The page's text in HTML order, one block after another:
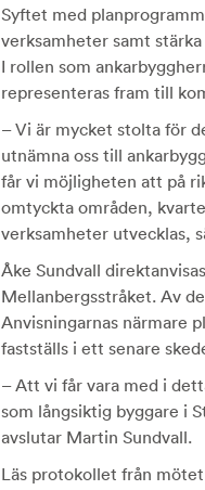
Syftet med
verksamheter samt
I rollen som
representeras fram till
– Vi är mycket stolta för
utnämna oss till
får vi möjligheten att på
omtyckta områden,
verksamheter utvecklas,
Åke Sundvall
Mellanbergsstråket. Av
Anvisningarnas närmare
fastställs i ett senare
– Att vi får vara med i
som långsiktig byggare i
avslutar Martin Sundvall.
Läs protokollet från